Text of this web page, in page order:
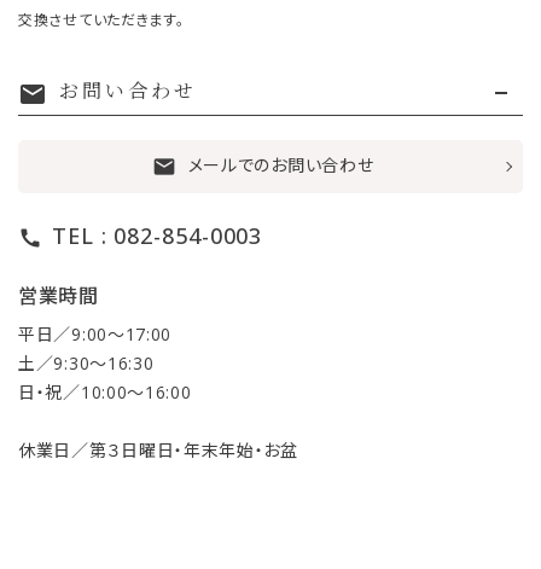
交換させていただきます。
mail お問い合わせ
mail メールでのお問い合わせ
call TEL : 082-854-0003
営業時間
平日／9:00〜17:00
土／9:30〜16:30
日・祝／10:00〜16:00
休業日／第３日曜日・年末年始・お盆